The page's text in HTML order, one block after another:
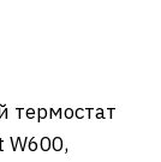
термостат
W600,